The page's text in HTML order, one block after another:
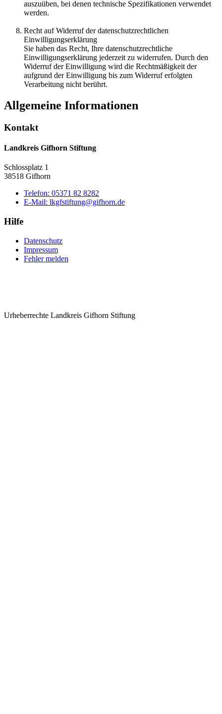
auszuüben, bei denen technische Spezifikationen verwendet
werden.
Recht auf Widerruf der datenschutzrechtlichen
Einwilligungserklärung
Sie haben das Recht, Ihre datenschutzrechtliche
Einwilligungserklärung jederzeit zu widerrufen. Durch den
Widerruf der Einwilligung wird die Rechtmäßigkeit der
aufgrund der Einwilligung bis zum Widerruf erfolgten
Verarbeitung nicht berührt.
Allgemeine Informationen
Kontakt
Landkreis Gifhorn Stiftung
Schlossplatz 1
38518 Gifhorn
Telefon: 05371 82 8282
E-Mail: lkgfstiftung@gifhorn.de
Hilfe
Datenschutz
Impressum
Fehler melden
Urheberrechte Landkreis Gifhorn Stiftung